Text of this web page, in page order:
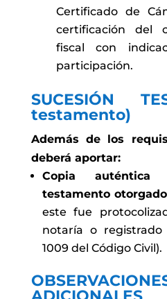
Certificado de
certificación del
fiscal con
participación.
SUCESIÓN
testamento)
Además de los
deberá aportar:
Copia
testamento
este fue
notaría o
1009 del Código Civil).